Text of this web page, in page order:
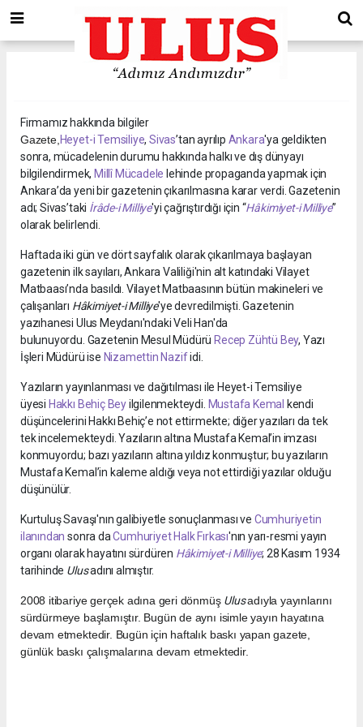
Hakkımızda
Firmamız hakkında bilgiler
Gazete, Heyet-i Temsiliye,Sivas’tan ayrılıp Ankara'ya geldikten
sonra, mücadelenin durumu hakkında halkı ve dış dünyayı
bilgilendirmek, Millî Mücadele lehinde propaganda yapmak için
Ankara’da yeni bir gazetenin çıkarılmasına karar verdi. Gazetenin
adı; Sivas’taki İrâde-i Milliye'yi çağrıştırdığı için “Hâkimiyet-i Milliye”
olarak belirlendi.
Haftada iki gün ve dört sayfalık olarak çıkarılmaya başlayan
gazetenin ilk sayıları, Ankara Valiliği'nin alt katındaki Vilayet
Matbaası’nda basıldı. Vilayet Matbaasının bütün makineleri ve
çalışanları Hâkimiyet-i Milliye'ye devredilmişti. Gazetenin
yazıhanesi Ulus Meydanı'ndaki Veli Han'da
bulunuyordu. Gazetenin Mesul Müdürü Recep Zühtü Bey, Yazı
İşleri Müdürü ise Nizamettin Nazifidi.
Yazıların yayınlanması ve dağıtılması ile Heyet-i Temsiliye
üyesi Hakkı Behiç Beyilgilenmekteydi. Mustafa Kemal kendi
düşüncelerini Hakkı Behiç’e not ettirmekte; diğer yazıları da tek
tek incelemekteydi. Yazıların altına Mustafa Kemal’in imzası
konmuyordu; bazı yazıların altına yıldız konmuştur; bu yazıların
Mustafa Kemal’in kaleme aldığı veya not ettirdiği yazılar olduğu
düşünülür.
Kurtuluş Savaşı'nın galibiyetle sonuçlanması ve Cumhuriyetin
ilanından sonra daCumhuriyet Halk Fırkası'nın yarı-resmi yayın
organı olarak hayatını sürdüren Hâkimiyet-i Milliye; 28 Kasım 1934
tarihinde Ulusadını almıştır.
2008 itibariye gerçek adına geri dönmüş Ulusadıyla yayınlarını
sürdürmeye başlamıştır. Bugün de aynı isimle yayın hayatına
devam etmektedir. Bugün için haftalık baskı yapan gazete,
günlük baskı çalışmalarına devam etmektedir.